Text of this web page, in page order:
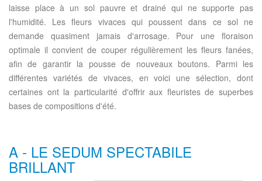
laisse place à un sol pauvre et drainé qui ne supporte pas
l'humidité. Les fleurs vivaces qui poussent dans ce sol ne
demande quasiment jamais d'arrosage. Pour une floraison
optimale il convient de couper régulièrement les fleurs fanées,
afin de garantir la pousse de nouveaux boutons. Parmi les
différentes variétés de vivaces, en voici une sélection, dont
certaines ont la particularité d'offrir aux fleuristes de superbes
bases de compositions d'été.
A - LE SEDUM SPECTABILE
BRILLANT